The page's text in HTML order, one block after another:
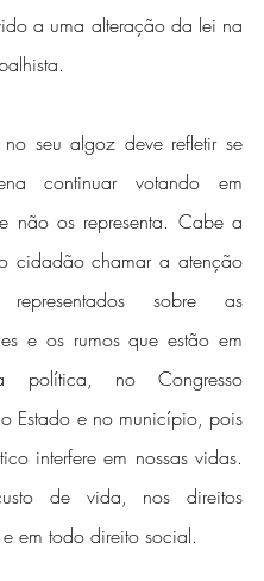
a uma alteração da lei na
seu algoz deve refletir se
continuar votando em
não os representa. Cabe a
cidadão chamar a atenção
sobre as
e os rumos que estão em
política, no Congresso
Estado e no município, pois
interfere em nossas vidas.
de vida, nos direitos
em todo direito social.